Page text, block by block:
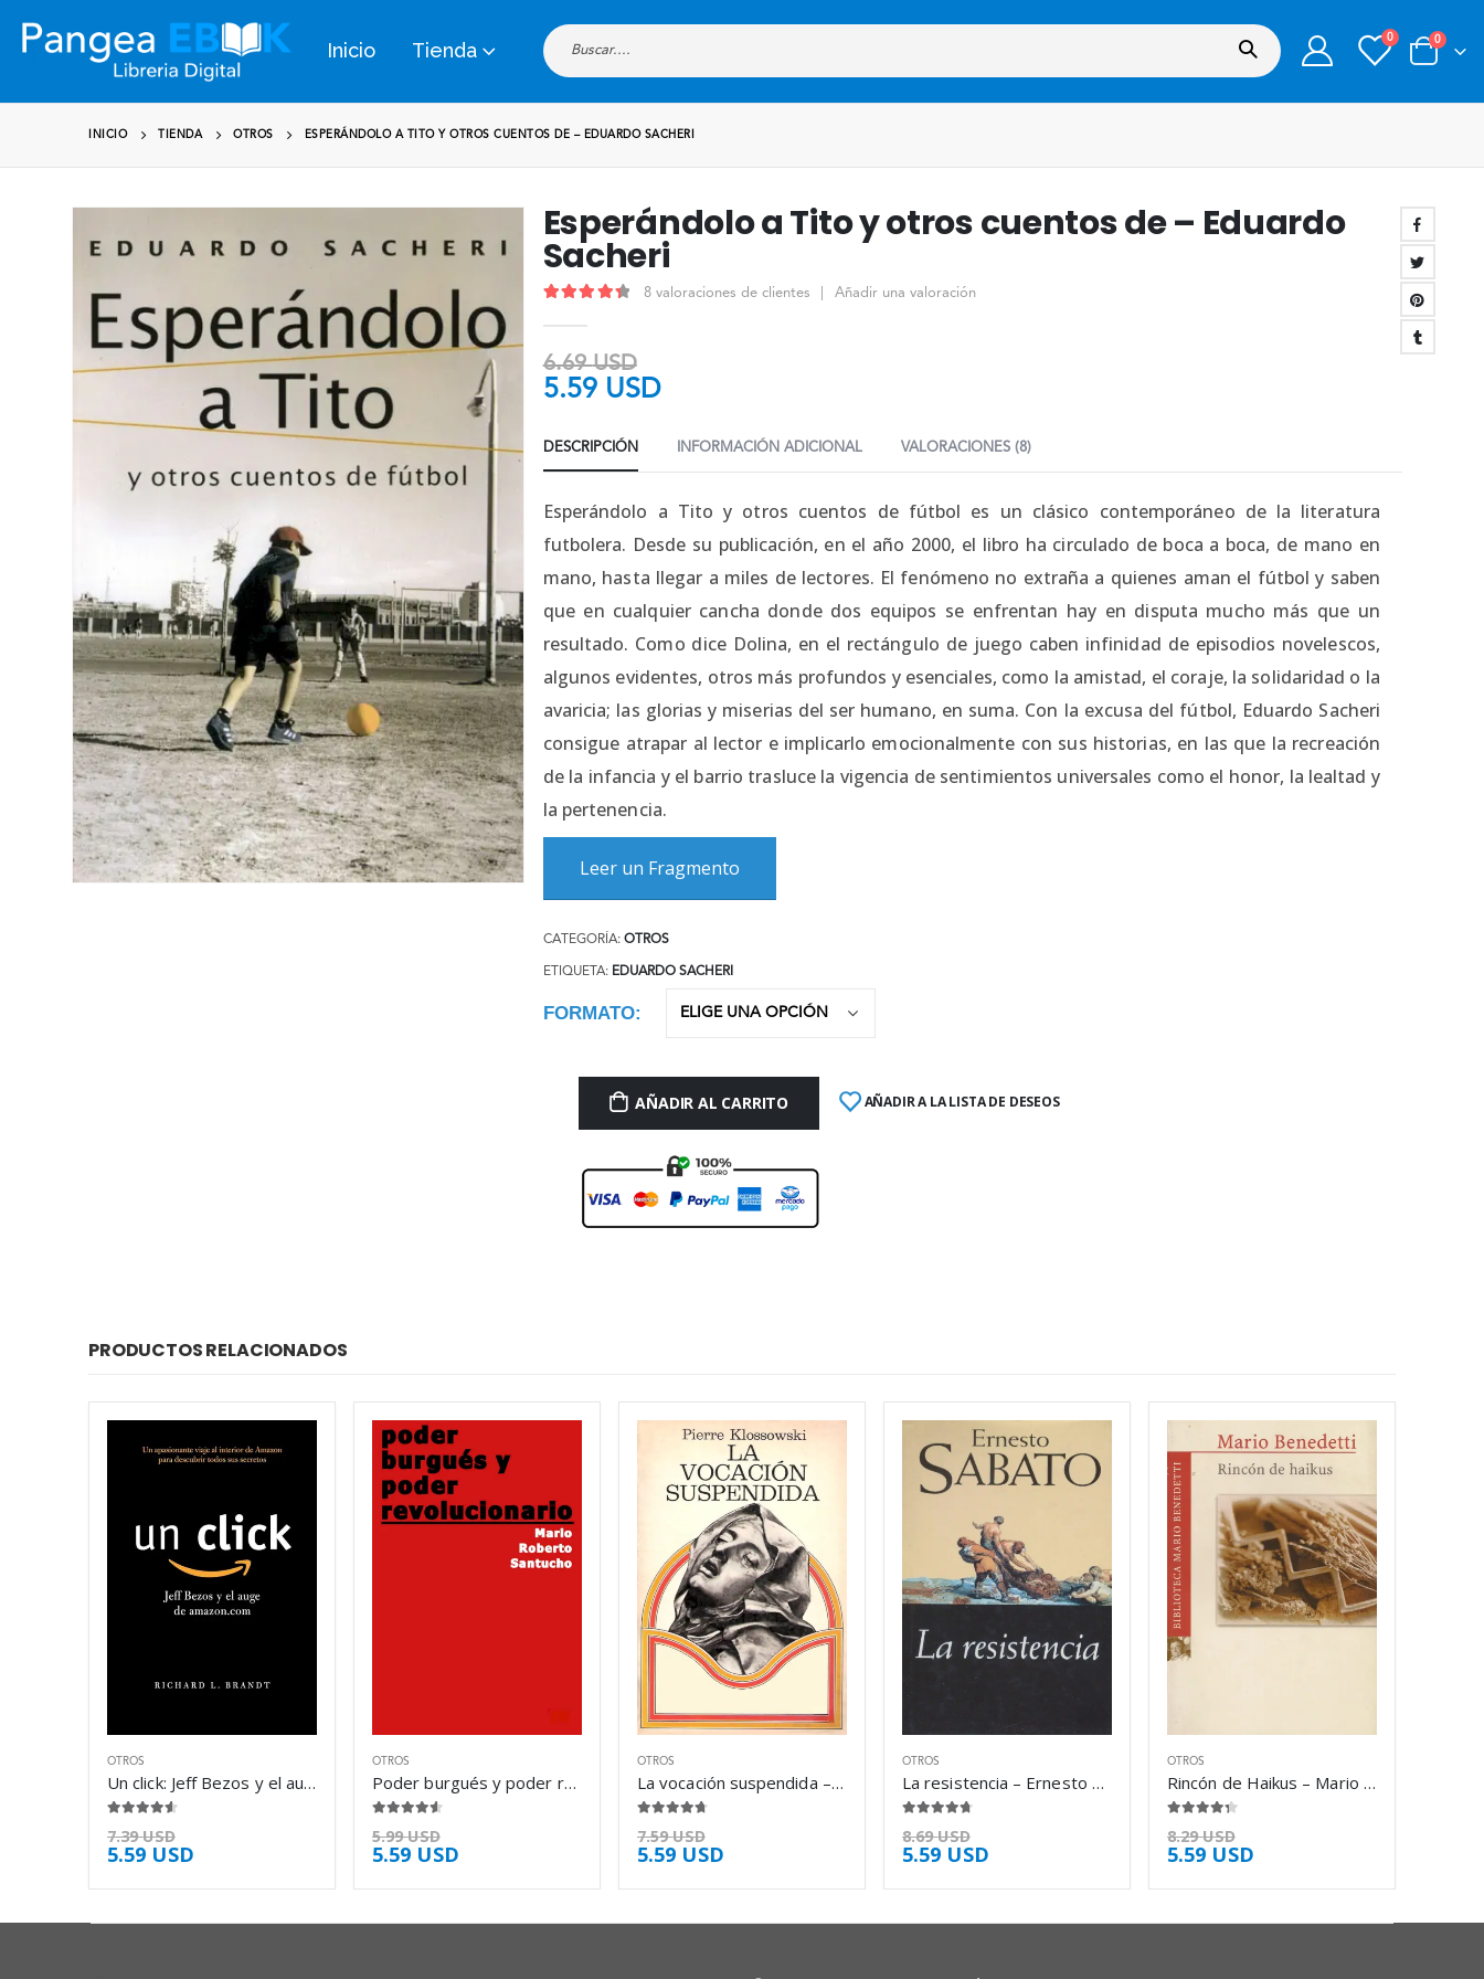
Inicio Tienda
0 0
INICIO TIENDA OTROS ESPERÁNDOLO A TITO Y OTROS CUENTOS DE – EDUARDO SACHERI
Esperándolo a Tito y otros cuentos de – Eduardo
Sacheri
8valoraciones de clientes Añadir una valoración
6.69USD
5.59 USD
DESCRIPCIÓN INFORMACIÓN ADICIONAL VALORACIONES (8)
Esperándolo a Tito y otros cuentos de fútbol es un clásico contemporáneo de la literatura
futbolera. Desde su publicación, en el año 2000, el libro ha circulado de boca a boca, de mano en
mano, hasta llegar a miles de lectores. El fenómeno no extraña a quienes aman el fútbol y saben
que en cualquier cancha donde dos equipos se enfrentan hay en disputa mucho más que un
resultado. Como dice Dolina, en el rectángulo de juego caben infinidad de episodios novelescos,
algunos evidentes, otros más profundos y esenciales, como la amistad, el coraje, la solidaridad o la
avaricia; las glorias y miserias del ser humano, en suma. Con la excusa del fútbol, Eduardo Sacheri
consigue atrapar al lector e implicarlo emocionalmente con sus historias, en las que la recreación
de la infancia y el barrio trasluce la vigencia de sentimientos universales como el honor, la lealtad y
la pertenencia.
Leer un Fragmento
CATEGORÍA: OTROS
ETIQUETA: EDUARDO SACHERI
FORMATO
AÑADIR AL CARRITO AÑADIR A LA LISTA DE DESEOS
PRODUCTOS RELACIONADOS
OTROS
Un click: Jeff Bezos y el auge de – Richard L. Brandt
7.39USD
5.59 USD
OTROS
Poder burgués y poder revolucionario – Mario Roberto Santucho
5.99USD
5.59 USD
OTROS
La vocación suspendida – Pierre Klossowski
7.59USD
5.59 USD
OTROS
La resistencia – Ernesto Sabato
8.69USD
5.59 USD
OTROS
Rincón de Haikus – Mario Benedetti
8.29USD
5.59 USD